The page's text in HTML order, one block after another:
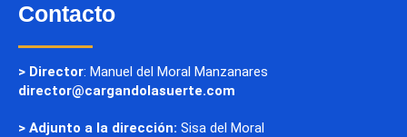
Contacto
> Director: Manuel del Moral Manzanares
director@cargandolasuerte.com
> Adjunto a la dirección: Sisa del Moral